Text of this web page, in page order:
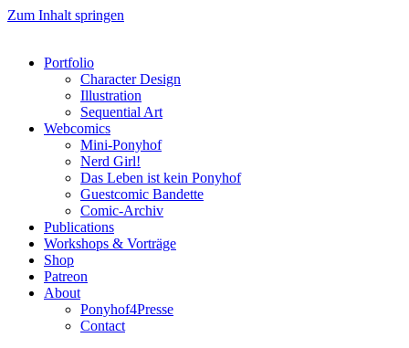
Zum Inhalt springen
Portfolio
Character Design
Illustration
Sequential Art
Webcomics
Mini-Ponyhof
Nerd Girl!
Das Leben ist kein Ponyhof
Guestcomic Bandette
Comic-Archiv
Publications
Workshops & Vorträge
Shop
Patreon
About
Ponyhof4Presse
Contact